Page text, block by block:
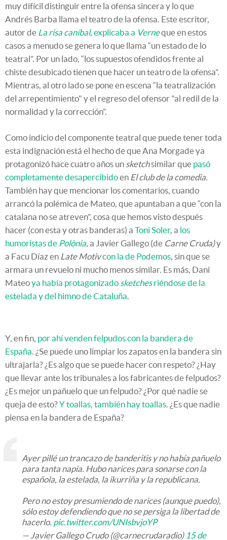
muy difícil distinguir entre la ofensa sincera y lo que
Andrés Barba llama el teatro de la ofensa. Este escritor,
autor de La risa caníbal, explicaba a Verneque en estos
casos a menudo se genera lo que llama “un estado de lo
teatral”. Por un lado, “los supuestos ofendidos frente al
chiste desubicado tienen que hacer un teatro de la ofensa”.
Mientras, al otro lado se pone en escena “la teatralización
del arrepentimiento" y el regreso del ofensor "al redil de la
normalidad y la corrección”.
Como indicio del componente teatral que puede tener toda
esta indignación está el hecho de que Ana Morgade ya
protagonizó hace cuatro años un sketchsimilar que pasó
completamente desapercibidoen El club de la comedia.
También hay que mencionar los comentarios, cuando
arrancó la polémica de Mateo, que apuntaban a que “con la
catalana no se atreven”, cosa que hemos visto después
hacer (con esta y otras banderas) a Toni Soler, a los
humoristas de Polònia a Javier Gallego (de Carne Cruda)y
a Facu Díaz en Late Motivcon la de Podemos , sin que se
armara un revuelo ni mucho menos similar. Es más, Dani
Mateoya había protagonizado sketchesriéndose de la
estelada y del himno de Cataluña
Y, en fin, por ahí venden felpudos con la bandera de
España . ¿Se puede uno limpiar los zapatos en la bandera sin
ultrajarla? ¿Es algo que se puede hacer con respeto? ¿Hay
que llevar ante los tribunales a los fabricantes de felpudos?
¿Es mejor un pañuelo que un felpudo? ¿Por qué nadie se
queja de esto?Y toallas, también hay toallas . ¿Es que nadie
piensa en la bandera de España?
Ayer pillé un trancazo de banderitis y no había pañuelo
para tanta napia. Hubo narices para sonarse con la
española, la estelada, la ikurriña y la republicana.
Pero no estoy presumiendo de narices (aunque puedo),
sólo estoy defendiendo que no se persiga la libertad de
hacerlo. pic.twitter.com/UNIsbvjoYP
— Javier Gallego Crudo (@carnecrudaradio) 15 de